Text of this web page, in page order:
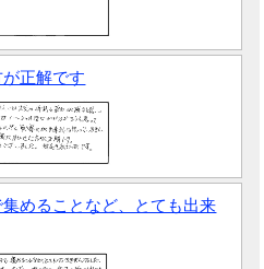
正解です
めることなど、とても出来